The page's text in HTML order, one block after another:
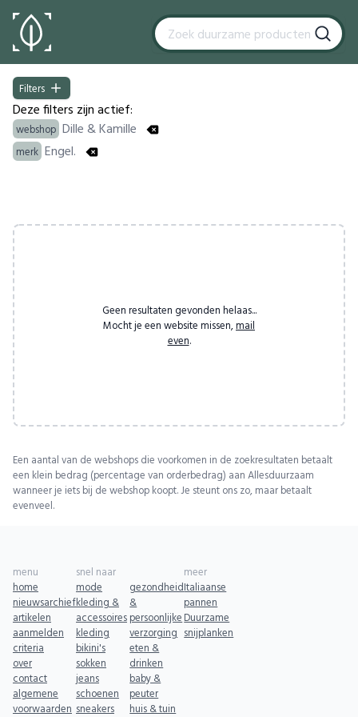
Filters
Filters
Deze filters zijn actief:
webshop Dille & Kamille
merk Engel.
Geen resultaten gevonden helaas...
Mocht je een website missen, mail
even.
Een aantal van de webshops die voorkomen in de zoekresultaten betaalt
een klein bedrag (percentage van orderbedrag) aan Allesduurzaam
wanneer je iets bij de webshop koopt. Je steunt ons zo, maar betaalt
evenveel.
menu
home
nieuwsarchief
artikelen
aanmelden
criteria
over
contact
algemene
voorwaarden
snel naar
mode
kleding &
accessoires
kleding
bikini's
sokken
jeans
schoenen
sneakers
gezondheid
&
persoonlijke
verzorging
eten &
drinken
baby &
peuter
huis & tuin
meer
Italiaanse
pannen
Duurzame
snijplanken